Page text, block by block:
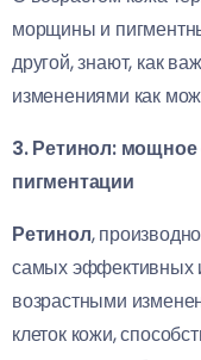
морщины и
другой, знают, как
изменениями как
3. Ретинол:
пигментации
Ретинол,
самых эффективных
возрастными
клеток кожи,